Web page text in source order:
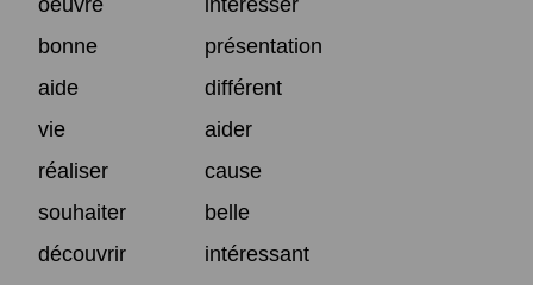
bonne
présentation
aide
différent
vie
aider
réaliser
cause
souhaiter
belle
découvrir
intéressant